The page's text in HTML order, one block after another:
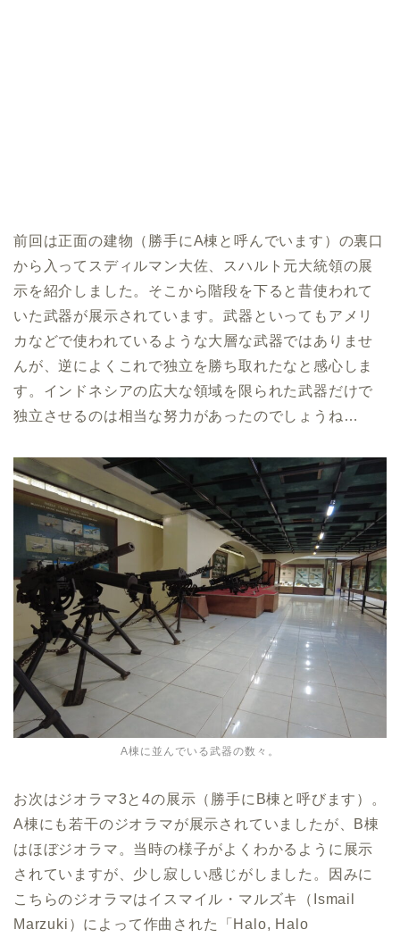
前回は正面の建物（勝手にA棟と呼んでいます）の裏口
から入ってスディルマン大佐、スハルト元大統領の展
示を紹介しました。そこから階段を下ると昔使われて
いた武器が展示されています。武器といってもアメリ
カなどで使われているような大層な武器ではありませ
んが、逆によくこれで独立を勝ち取れたなと感心しま
す。インドネシアの広大な領域を限られた武器だけで
独立させるのは相当な努力があったのでしょうね…
A棟に並んでいる武器の数々。
お次はジオラマ3と4の展示（勝手にB棟と呼びます）。
A棟にも若干のジオラマが展示されていましたが、B棟
はほぼジオラマ。当時の様子がよくわかるように展示
されていますが、少し寂しい感じがしました。因みに
こちらのジオラマはイスマイル・マルズキ（Ismail
Marzuki）によって作曲された「Halo, Halo